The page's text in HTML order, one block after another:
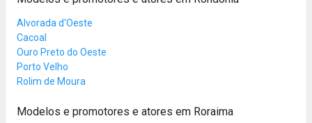
Alvorada d'Oeste
Cacoal
Ouro Preto do Oeste
Porto Velho
Rolim de Moura
Modelos e promotores e atores em Roraima